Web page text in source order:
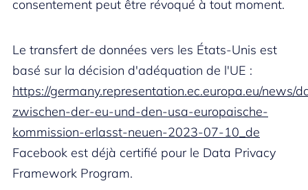
consentement peut être révoqué à tout moment.
Le transfert de données vers les États-Unis est
basé sur la décision d'adéquation de l'UE :
https://germany.representation.ec.europa.eu/news/
zwischen-der-eu-und-den-usa-europaische-
kommission-erlasst-neuen-2023-07-10_de
Facebook est déjà certifié pour le Data Privacy
Framework Program.